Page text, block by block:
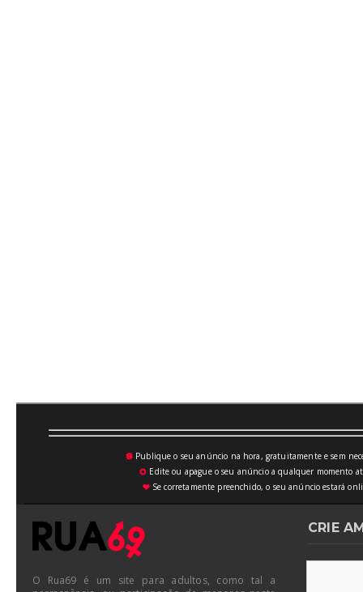
💥Publique o seu anúncio na hora, gratuitamente e sem
⚙ Edite ou apague o seu anúncio a qualquer momento
♥Se corretamente preenchido, o seu anúncio estará
O Rua69 é um site para adultos, como tal a
CRIE